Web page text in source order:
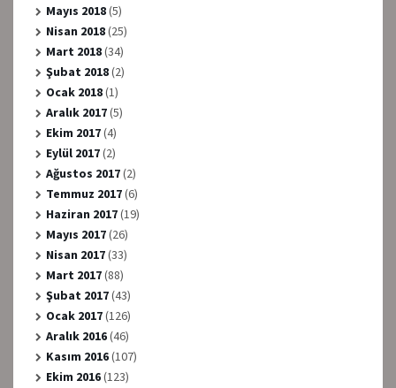
Mayıs 2018(5)
Nisan 2018(25)
Mart 2018(34)
Şubat 2018(2)
Ocak 2018(1)
Aralık 2017(5)
Ekim 2017(4)
Eylül 2017(2)
Ağustos 2017(2)
Temmuz 2017(6)
Haziran 2017(19)
Mayıs 2017(26)
Nisan 2017(33)
Mart 2017(88)
Şubat 2017(43)
Ocak 2017(126)
Aralık 2016(46)
Kasım 2016(107)
Ekim 2016(123)